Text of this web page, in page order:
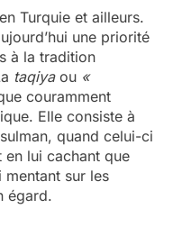
Turquie et ailleurs.
une priorité
à la tradition
taqiyaou «
couramment
Elle consiste à
quand celui-ci
lui cachant que
mentant sur les
égard.